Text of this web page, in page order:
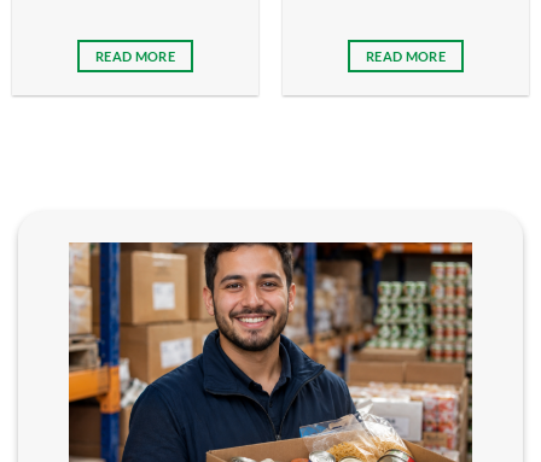
READ MORE READ MORE